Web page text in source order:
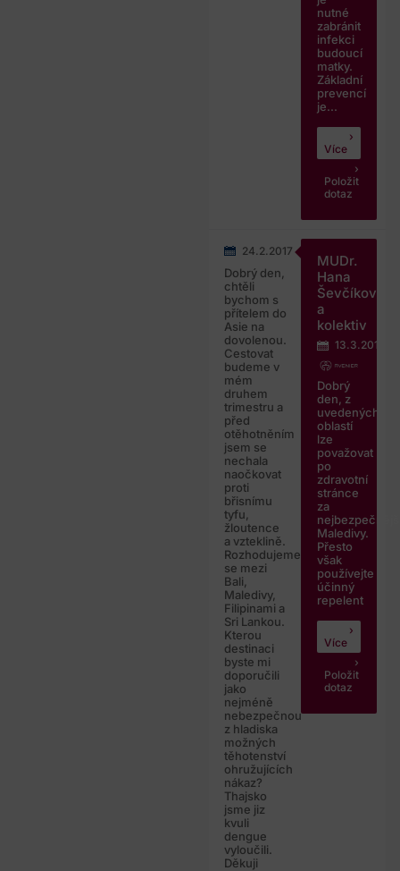
nutné
zabránit
infekci
budoucí
matky.
Základní
prevencí
je...
Více
Položit
dotaz
24.2.2017
Dobrý den,
chtěli
bychom s
přítelem do
Asie na
dovolenou.
Cestovat
budeme v
mém
druhem
trimestru a
před
otěhotněním
jsem se
nechala
naočkovat
proti
břisnímu
tyfu,
žloutence
a vzteklině.
Rozhodujeme
se mezi
Bali,
Maledivy,
Filipinami a
Sri Lankou.
Kterou
destinaci
byste mi
doporučili
jako
nejméně
nebezpečnou
z hladiska
možných
těhotenství
ohružujících
nákaz?
Thajsko
jsme jiz
kvuli
dengue
vyloučili.
Děkuji
MUDr.
Hana
Ševčíková
a
kolektiv
13.3.2017
Dobrý
den, z
uvedených
oblastí
lze
považovat
po
zdravotní
stránce
za
Maledivy.
Přesto
však
používejte
účinný
repelent
Více
Položit
dotaz